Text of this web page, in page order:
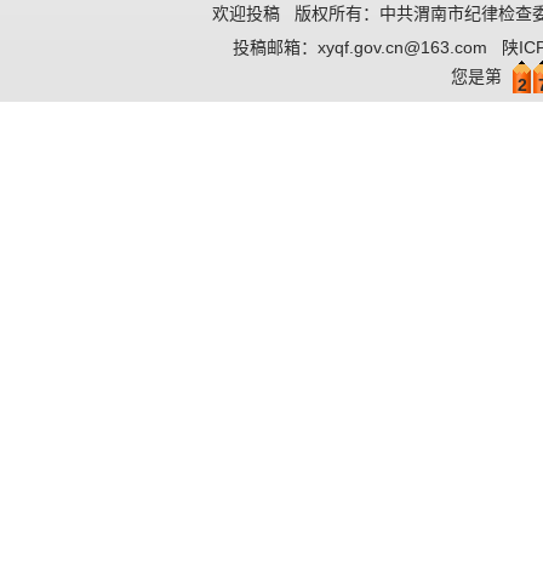
欢迎投稿 版权所有：中共渭南市纪律检查
投稿邮箱： xyqf.gov.cn@163.com
陕
您是第